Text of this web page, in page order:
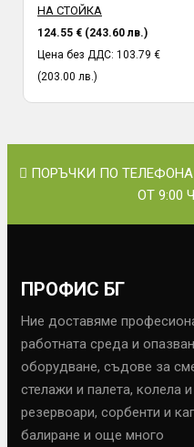
НА СТОЙКА
124.55 € (243.60 лв.)
Цена без ДДС: 103.79 €
(203.00 лв.)
ПОРЪЧКИ ПО
ОТ 9:00
ПРОФИС БГ
Ние доставяме
работната среда и
оборудване, съдове за
стелажи и палета, колела
резервоари, сорбенти и
балиране и още много